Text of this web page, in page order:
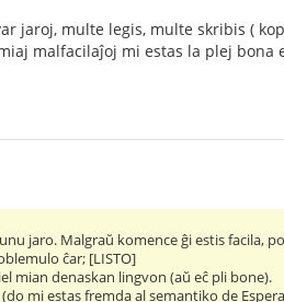
jaroj, multe legis, multe skribis (
malfacilaĵoj mi estas la plej bona
jaro. Malgraŭ komence ĝi estis facila,
ĉar; [LISTO]
mian denaskan lingvon (aŭ eĉ pli bone).
mi estas fremda al semantiko de